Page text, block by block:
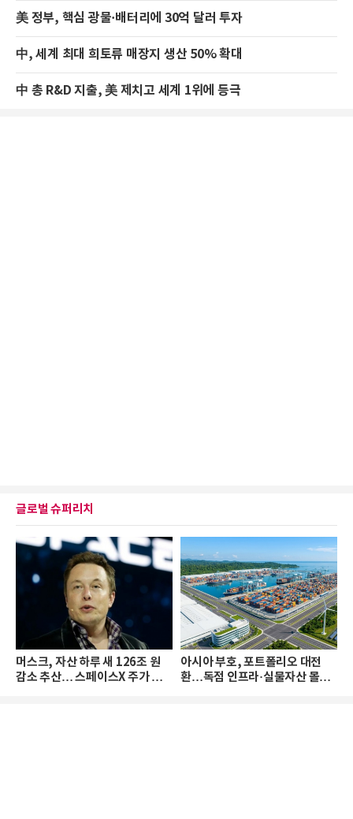
美 정부, 핵심 광물·배터리에 30억 달러 투자
中, 세계 최대 희토류 매장지 생산 50% 확대
中 총 R&D 지출, 美 제치고 세계 1위에 등극
글로벌 슈퍼리치
머스크, 자산 하루 새 126조 원
감소 추산… 스페이스X 주가 하
아시아 부호, 포트폴리오 대전
환…독점 인프라·실물자산 몰린